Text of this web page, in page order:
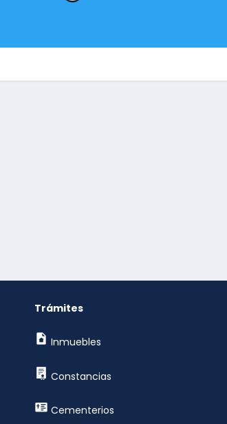
Trámites
Inmuebles
Constancias
Cementerios